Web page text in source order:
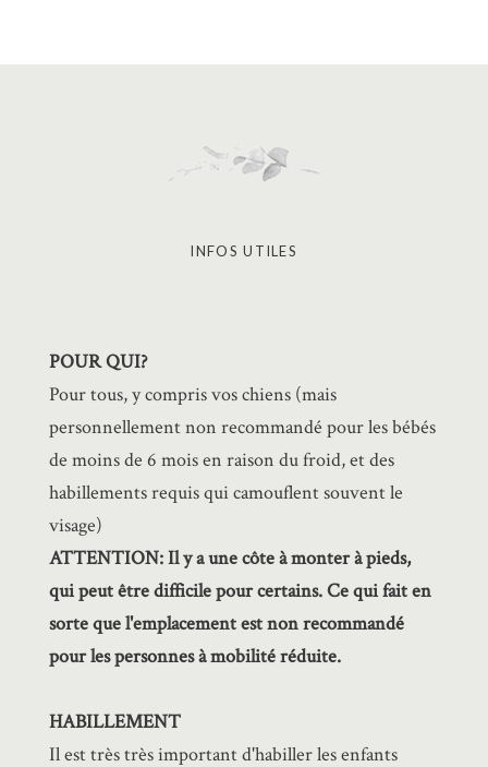
INFOS UTILES
POUR QUI?
Pour tous, y compris vos chiens (mais
personnellement non recommandé pour les bébés
de moins de 6 mois en raison du froid, et des
habillements requis qui camouflent souvent le
visage)
ATTENTION: Il y a une côte à monter à pieds,
qui peut être difficile pour certains. Ce qui fait en
sorte que l'emplacement est non recommandé
pour les personnes à mobilité réduite.
HABILLEMENT
Il est très très important d'habiller les enfants